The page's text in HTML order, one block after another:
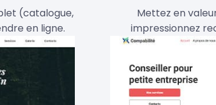
(catalogue,
en ligne.
Mettez en
impressionnez